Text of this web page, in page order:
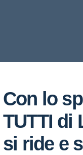
Con lo
TUTTI di
si ride e